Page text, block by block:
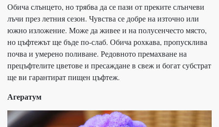
Обича слънцето, но трябва да се пази от преките слънчеви
лъчи през летния сезон. Чувства се добре на източно или
южно изложение. Може да живее и на полусенчесто място,
но цъфтежът ще бъде по-слаб. Обича рохкава, пропусклива
почва и умерено поливане. Редовното премахване на
прецъфтелите цветове и пресаждане в свеж и богат субстрат
ще ви гарантират пищен цъфтеж.
Агератум